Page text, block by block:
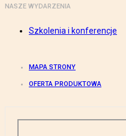
NASZE WYDARZENIA
Szkolenia i konferencje
MAPA STRONY
OFERTA PRODUKTOWA